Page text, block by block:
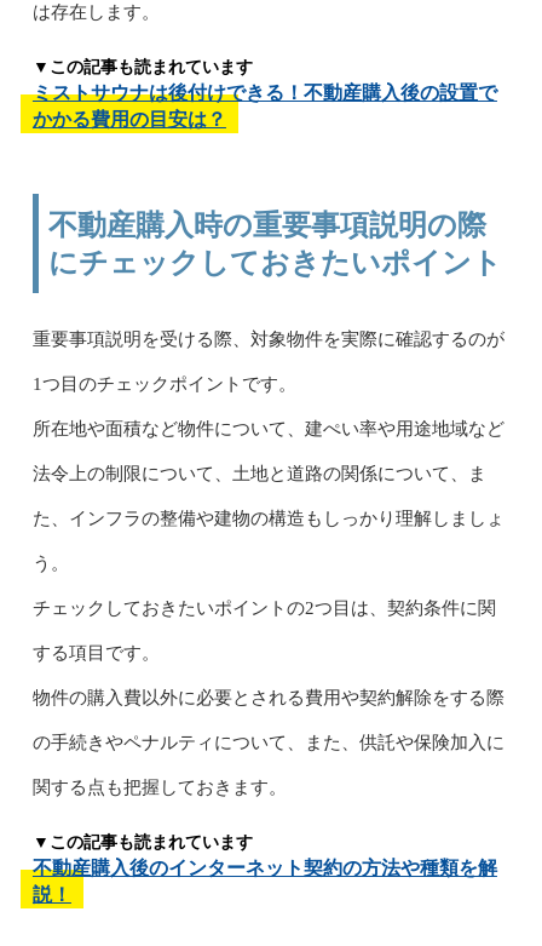
は存在します。
▼この記事も読まれています
ミストサウナは後付けできる！不動産購入後の設置で
かかる費用の目安は？
不動産購入時の重要事項説明の際
にチェックしておきたいポイント
重要事項説明を受ける際、対象物件を実際に確認するのが
1つ目のチェックポイントです。
所在地や面積など物件について、建ぺい率や用途地域など
法令上の制限について、土地と道路の関係について、ま
た、インフラの整備や建物の構造もしっかり理解しましょ
う。
チェックしておきたいポイントの2つ目は、契約条件に関
する項目です。
物件の購入費以外に必要とされる費用や契約解除をする際
の手続きやペナルティについて、また、供託や保険加入に
関する点も把握しておきます。
▼この記事も読まれています
不動産購入後のインターネット契約の方法や種類を解
説！